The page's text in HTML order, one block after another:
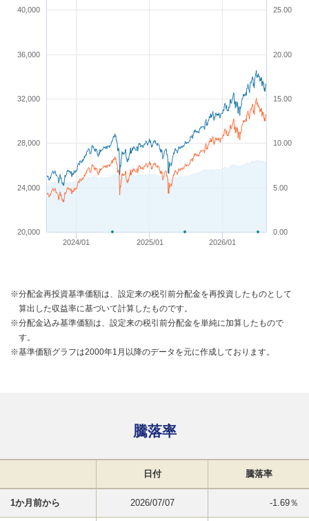
2024/01 2025/01 2026/01
20,000
24,000
28,000
32,000
36,000
40,000
0.00
5.00
10.00
15.00
20.00
25.00
※分配金再投資基準価額は、設定来の税引前分配金を再投資したものとして
算出した収益率に基づいて計算したものです。
※分配金込み基準価額は、設定来の税引前分配金を単純に加算したもので
す。
※基準価額グラフは2000年1月以降のデータを元に作成しております。
騰落率
日付 騰落率
1か月前から 2026/07/07 -1.69％